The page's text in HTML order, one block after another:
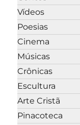
Vídeos
Poesias
Cinema
Músicas
Crônicas
Escultura
Arte Cristã
Pinacoteca